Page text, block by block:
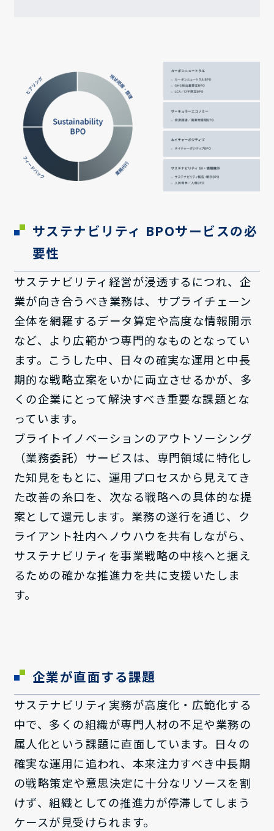
サステナビリティ BPOサービスの必
要性
サステナビリティ経営が浸透するにつれ、企
業が向き合うべき業務は、サプライチェーン
全体を網羅するデータ算定や高度な情報開示
など、より広範かつ専門的なものとなってい
ます。こうした中、日々の確実な運用と中長
期的な戦略立案をいかに両立させるかが、多
くの企業にとって解決すべき重要な課題とな
っています。
ブライトイノベーションのアウトソーシング
（業務委託）サービスは、専門領域に特化し
た知見をもとに、運用プロセスから見えてき
た改善の糸口を、次なる戦略への具体的な提
案として還元します。業務の遂行を通じ、ク
ライアント社内へノウハウを共有しながら、
サステナビリティを事業戦略の中核へと据え
るための確かな推進力を共に支援いたしま
す。
企業が直面する課題
サステナビリティ実務が高度化・広範化する
中で、多くの組織が専門人材の不足や業務の
属人化という課題に直面しています。日々の
確実な運用に追われ、本来注力すべき中長期
の戦略策定や意思決定に十分なリソースを割
けず、組織としての推進力が停滞してしまう
ケースが見受けられます。